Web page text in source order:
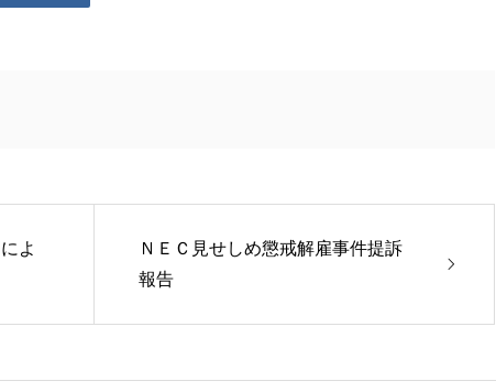
よ
ＮＥＣ見せしめ懲戒解雇事件提訴
報告